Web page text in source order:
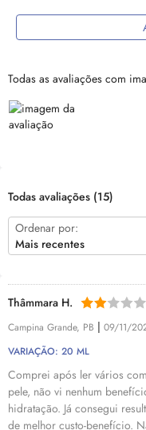
Todas as avaliações com
Todas avaliações (15)
Ordenar por:
Mais recentes
Thâmmara H.
Campina Grande, PB | 09/11/
VARIAÇÃO: 20 ML
Comprei após ler vários
pele, não vi nenhum
hidratação. Já consegui
de melhor custo-benefício.